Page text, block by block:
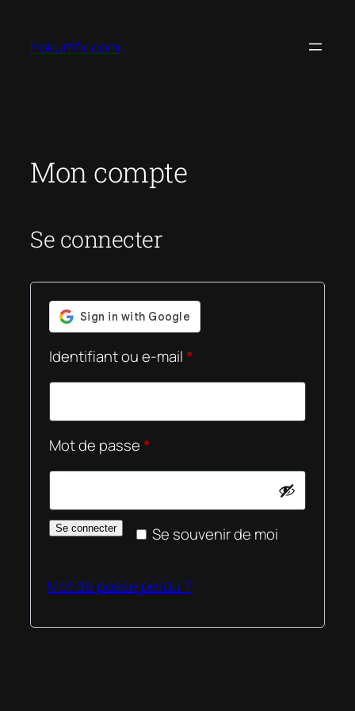
contenu
hokumfx.com
Mon compte
Se connecter
Identifiant ou e-mail*
Mot de passe*
Se souvenir de moi
Se connecter
Mot de passe perdu ?